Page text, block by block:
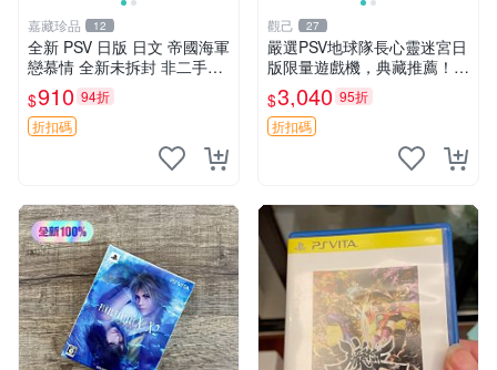
嘉藏珍品 12
全新 PSV 日版 日文 帝國海軍
戀慕情 全新未拆封 非二手封
裝
$910 94折
折扣碼
觀己 27
嚴選PSV地球隊長心靈迷宮日
版限量遊戲機，典藏推薦！Ni
ntendo掌上型遊戲 心靈迷宮
PSV 地球隊長 日本版本 當代
遊戲機 PSV 地球隊長 心靈
$3,040 95折
折扣碼